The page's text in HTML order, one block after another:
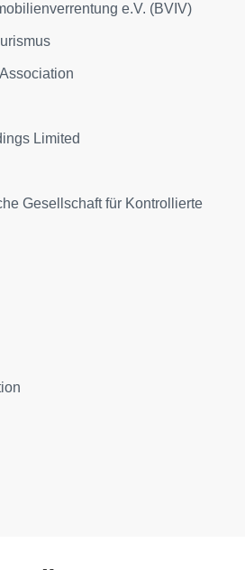
e.V. (BVIV)
Limited
Gesellschaft für Kontrollierte